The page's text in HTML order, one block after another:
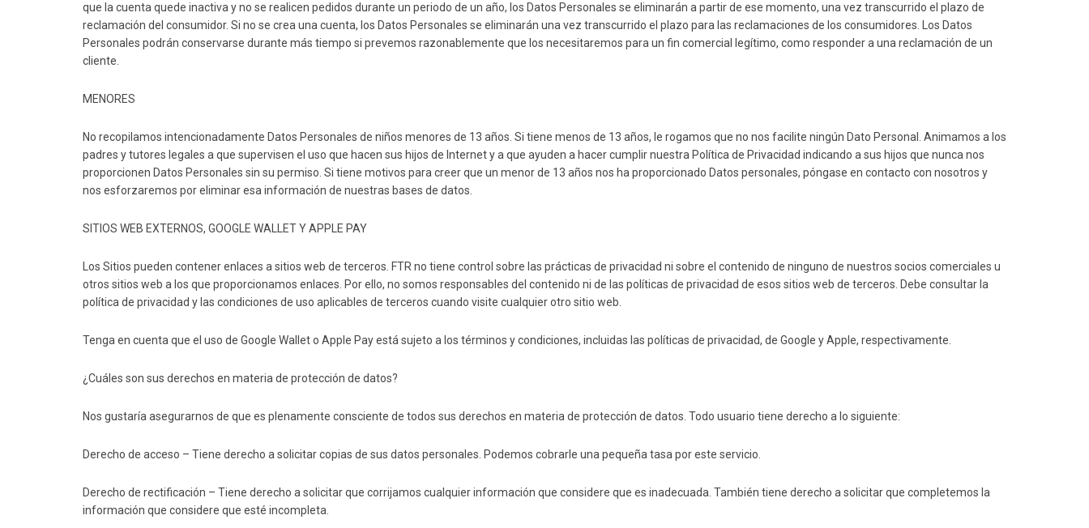
que la cuenta quede inactiva y no se realicen pedidos durante un periodo de un año, los Datos Personales se eliminarán a partir de ese momento, una vez transcurrido el plazo de
reclamación del consumidor. Si no se crea una cuenta, los Datos Personales se eliminarán una vez transcurrido el plazo para las reclamaciones de los consumidores. Los Datos
Personales podrán conservarse durante más tiempo si prevemos razonablemente que los necesitaremos para un fin comercial legítimo, como responder a una reclamación de un
cliente.
MENORES
No recopilamos intencionadamente Datos Personales de niños menores de 13 años. Si tiene menos de 13 años, le rogamos que no nos facilite ningún Dato Personal. Animamos a los
padres y tutores legales a que supervisen el uso que hacen sus hijos de Internet y a que ayuden a hacer cumplir nuestra Política de Privacidad indicando a sus hijos que nunca nos
proporcionen Datos Personales sin su permiso. Si tiene motivos para creer que un menor de 13 años nos ha proporcionado Datos personales, póngase en contacto con nosotros y
nos esforzaremos por eliminar esa información de nuestras bases de datos.
SITIOS WEB EXTERNOS, GOOGLE WALLET Y APPLE PAY
Los Sitios pueden contener enlaces a sitios web de terceros. FTR no tiene control sobre las prácticas de privacidad ni sobre el contenido de ninguno de nuestros socios comerciales u
otros sitios web a los que proporcionamos enlaces. Por ello, no somos responsables del contenido ni de las políticas de privacidad de esos sitios web de terceros. Debe consultar la
política de privacidad y las condiciones de uso aplicables de terceros cuando visite cualquier otro sitio web.
Tenga en cuenta que el uso de Google Wallet o Apple Pay está sujeto a los términos y condiciones, incluidas las políticas de privacidad, de Google y Apple, respectivamente.
¿Cuáles son sus derechos en materia de protección de datos?
Nos gustaría asegurarnos de que es plenamente consciente de todos sus derechos en materia de protección de datos. Todo usuario tiene derecho a lo siguiente:
Derecho de acceso – Tiene derecho a solicitar copias de sus datos personales. Podemos cobrarle una pequeña tasa por este servicio.
Derecho de rectificación – Tiene derecho a solicitar que corrijamos cualquier información que considere que es inadecuada. También tiene derecho a solicitar que completemos la
información que considere que esté incompleta.